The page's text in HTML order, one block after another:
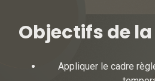
Objectifs de
Appliquer le cadre